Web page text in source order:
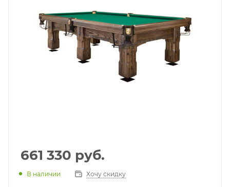
661 330 руб.
В наличии Хочу скидку